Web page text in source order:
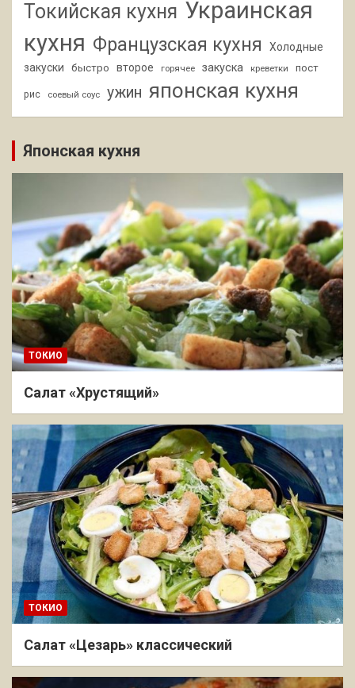
Токийская кухня Украинская
кухня Французская кухня
Холодные
закуски
быстро второе горячее закуска креветки пост
рис соевый соус ужин японская кухня
Японская кухня
ТОКИО
Салат «Хрустящий»
ТОКИО
Салат «Цезарь» классический